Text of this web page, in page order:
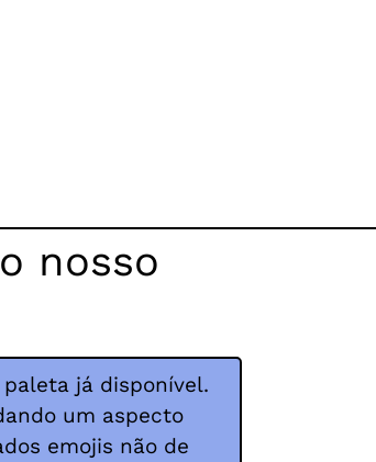
nosso
já disponível.
um aspecto
emojis não de